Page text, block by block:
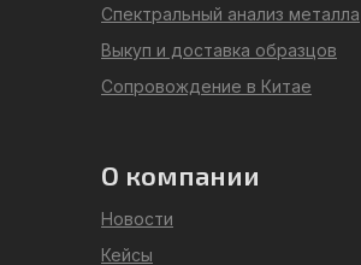
Кейсы
Новости
О компании
Выкуп и доставка образцов
Сопровождение в Китае
Спектральный анализ металла